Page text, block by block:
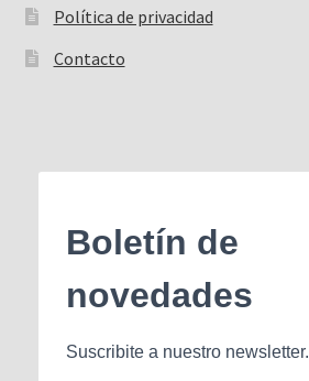
Política de privacidad
Contacto
Boletín de
novedades
Suscribite a nuestro newsletter.